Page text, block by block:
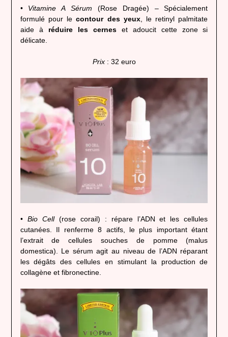
• Vitamine A Sérum (Rose Dragée) – Spécialement
formulé pour lecontour des yeux, le retinyl palmitate
aide à réduire les cerneset adoucit cette zone si
délicate.
Prix: 32 euro
• Bio Cell(rose corail) : répare l’ADN et les cellules
cutanées. Il renferme 8 actifs, le plus important étant
l’extrait de cellules souches de pomme (malus
domestica). Le sérum agit au niveau de l’ADN réparant
les dégâts des cellules en stimulant la production de
collagène et fibronectine.